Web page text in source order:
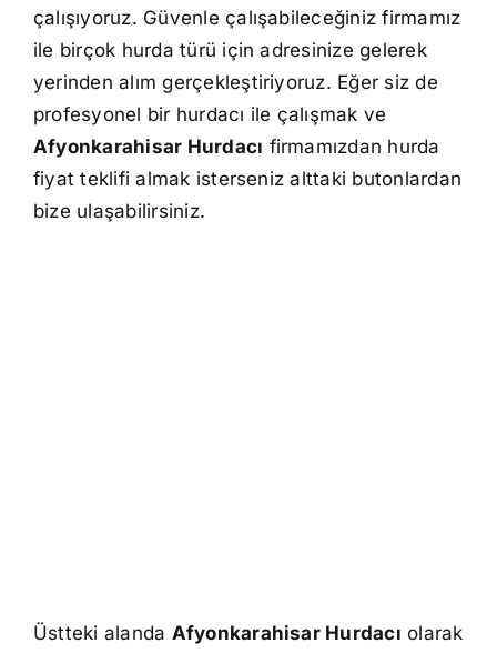
çalışıyoruz. Güvenle çalışabileceğiniz firmamız
ile birçok hurda türü için adresinize gelerek
yerinden alım gerçekleştiriyoruz. Eğer siz de
profesyonel bir hurdacı ile çalışmak ve
Afyonkarahisar Hurdacı firmamızdan hurda
fiyat teklifi almak isterseniz alttaki butonlardan
bize ulaşabilirsiniz.
Üstteki alanda Afyonkarahisar Hurdacı olarak